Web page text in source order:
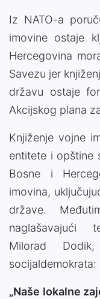
Iz NATO-a
imovine ostaje
Hercegovina
Savezu jer
državu ostaje
Akcijskog plana
Knjiženje vojne
entitete i opštine
Bosne i
imovina,
države.
naglašavajući
Milorad
socijaldemokrata:
„Naše lokalne